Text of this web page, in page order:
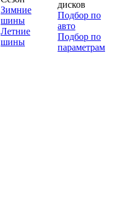
Зимние
шины
Летние
шины
дисков
Подбор по
авто
Подбор по
параметрам